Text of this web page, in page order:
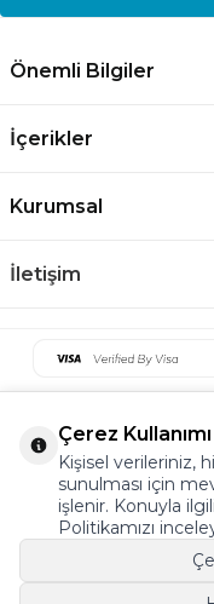
Önemli Bilgiler
İçerikler
Kurumsal
İletişim
Çerez Kullanımı
Kişisel verileriniz,
sunulması için
işlenir. Konuyla
Politikamızı